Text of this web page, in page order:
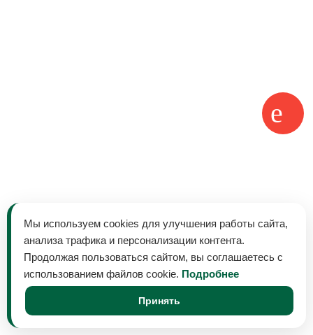
Мы используем cookies для улучшения работы сайта,
анализа трафика и персонализации контента.
Продолжая пользоваться сайтом, вы соглашаетесь с
использованием файлов cookie. Подробнее
Принять